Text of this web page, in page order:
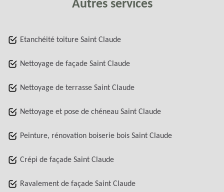
Autres services
Etanchéité toiture Saint Claude
Nettoyage de façade Saint Claude
Nettoyage de terrasse Saint Claude
Nettoyage et pose de chéneau Saint Claude
Peinture, rénovation boiserie bois Saint Claude
Crépi de façade Saint Claude
Ravalement de façade Saint Claude